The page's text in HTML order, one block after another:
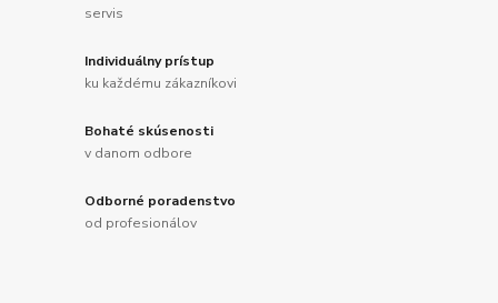
servis
Individuálny prístup
ku každému zákazníkovi
Bohaté skúsenosti
v danom odbore
Odborné poradenstvo
od profesionálov